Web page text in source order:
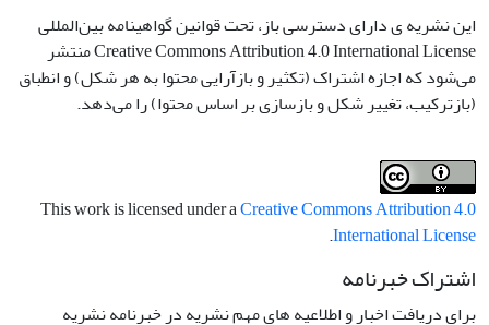
این نشریه ی دارای دسترسی باز، تحت قوانین گواهینامه بین‌المللی
Creative Commons Attribution 4.0 International License منتشر
می‌شود که اجازه اشتراک (تکثیر و بازآرایی محتوا به هر شکل) و انطباق
(بازترکیب، تغییر شکل و بازسازی بر اساس محتوا) را می‌دهد.
This work is licensed under aCreative Commons Attribution 4.0
International License
.
اشتراک خبرنامه
برای دریافت اخبار و اطلاعیه های مهم نشریه در خبرنامه نشریه